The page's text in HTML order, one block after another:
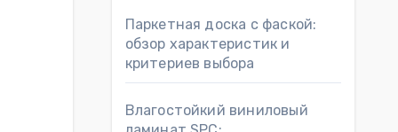
Паркетная доска с фаской:
обзор характеристик и
критериев выбора
Влагостойкий виниловый